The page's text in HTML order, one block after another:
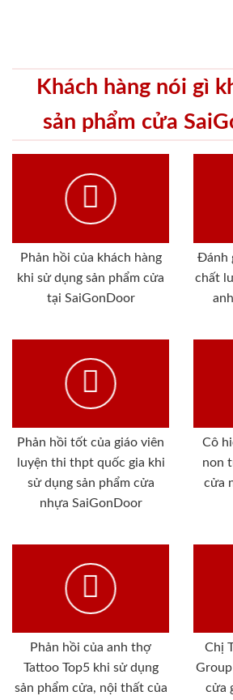
Khách hàng nói gì
sản phẩm cửa
Phản hồi của khách hàng
khi sử dụng sản phẩm cửa
tại SaiGonDoor
Đánh
chất
Phản hồi tốt của giáo viên
luyện thi thpt quốc gia khi
sử dụng sản phẩm cửa
nhựa SaiGonDoor
Cô
non
cửa
Phản hồi của anh thợ
Tattoo Top5 khi sử dụng
sản phẩm cửa, nội thất của
Chị
cửa